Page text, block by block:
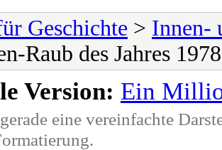
Geschichte > Innen-
Raub des Jahres 1978
Version: Ein
eine vereinfachte